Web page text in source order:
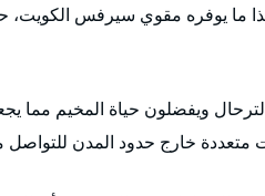
ما يوفره مقوي سيرفس
ويفضلون حياة المخيم
خارج حدود المدن للتواصل